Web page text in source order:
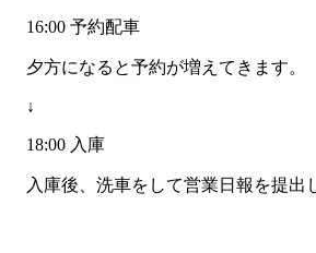
16:00 予約配車
夕方になると予約が増えてきます。
↓
18:00 入庫
入庫後、洗車をして営業日報を提出